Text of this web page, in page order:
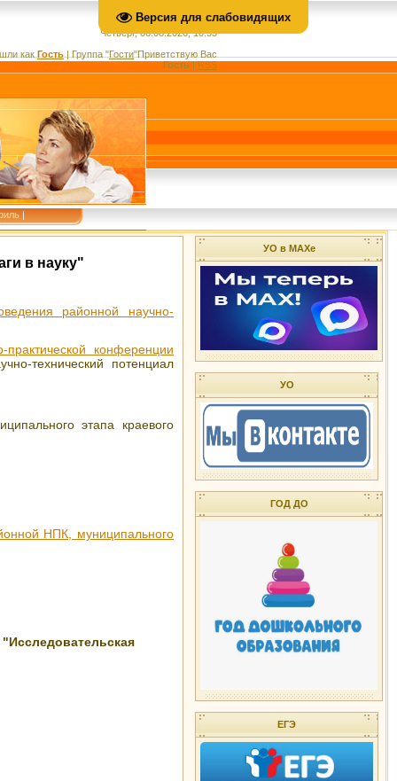
Версия для слабовидящих
Четверг, 06.08.2026, 10:53
как Гость | Группа "Гости"Приветствую Вас
Гость|RSS
|
в науку"
районной научно-
конференции
технический потенциал
этапа краевого
НПК, муниципального
УО в МАХе
УО
ГОД ДО
ЕГЭ